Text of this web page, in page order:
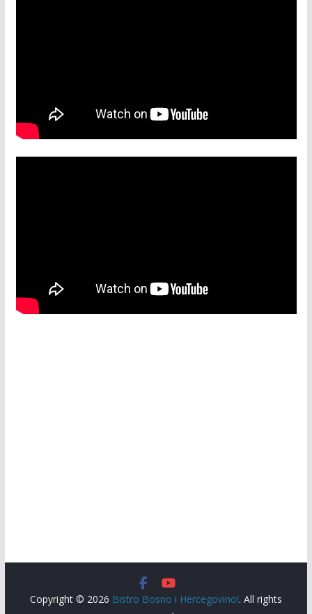
Copyright © 2026 Bistro Bosno i Hercegovino!. All rights